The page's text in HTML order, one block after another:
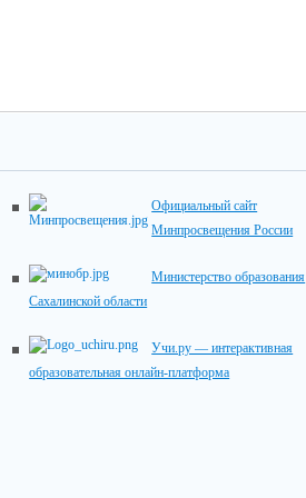
Официальный сайт
Минпросвещения России
Министерство образования
Сахалинской области
Учи.ру — интерактивная
образовательная онлайн-платформа